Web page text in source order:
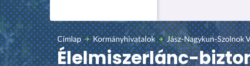
Címlap Kormányhivatalok Jász-Nagykun-Szolnok
Élelmiszerlánc-